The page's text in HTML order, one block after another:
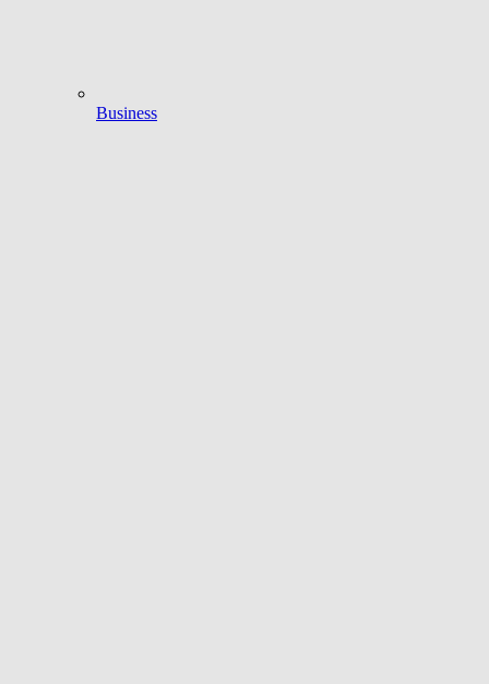
Business